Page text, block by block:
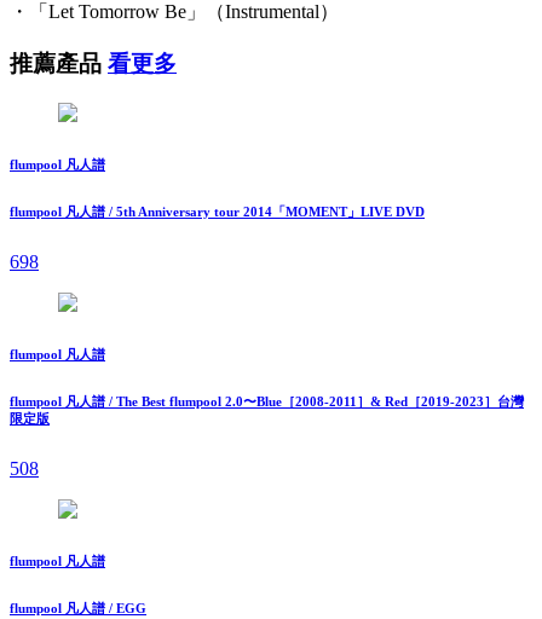
・「Let Tomorrow Be」（Instrumental）
推薦產品 看更多
flumpool 凡人譜
flumpool 凡人譜 / 5th Anniversary tour 2014「MOMENT」LIVE DVD
698
flumpool 凡人譜
flumpool 凡人譜 / The Best flumpool 2.0〜Blue［2008-2011］& Red［2019-2023］台灣
限定版
508
flumpool 凡人譜
flumpool 凡人譜 / EGG